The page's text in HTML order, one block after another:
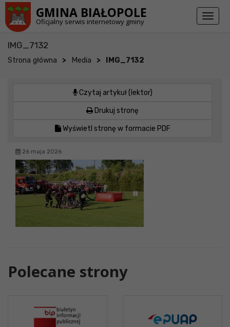
GMINA BIAŁOPOLE
Oficjalny serwis internetowy gminy
Toggle
IMG_7132
Strona główna > Media > IMG_7132
Czytaj artykuł (lektor)
Drukuj stronę
Wyświetl stronę w formacie PDF
26 maja 2026
Polecane strony